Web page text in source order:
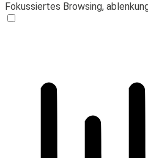
Fokussiertes Browsing,